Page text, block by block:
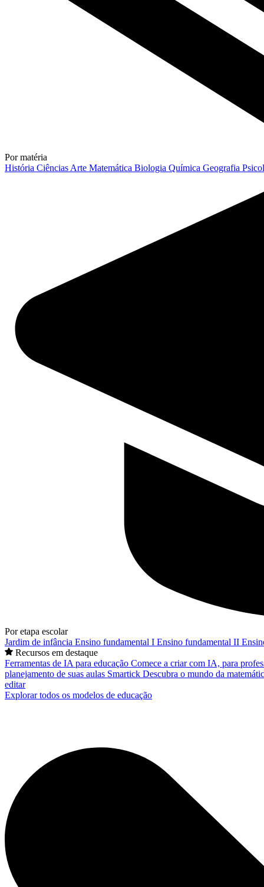
Por matéria
História Ciências Arte Matemática Biologia Química Geografia
Por etapa escolar
Jardim de infância Ensino fundamental I Ensino fundamental II
Recursos em destaque
Ferramentas de IA para educação Comece a criar com IA, para
planejamento de suas aulas Smartick Descubra o mundo da
editar
Explorar todos os modelos de educação